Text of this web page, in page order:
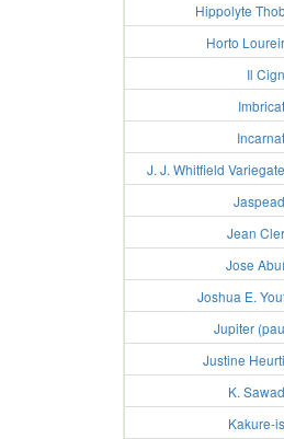
Hippolyte
Horto
Il
J. J. Whitfield
Jean
Jose
Joshua E.
Jupiter
Justine
K.
Kakure-